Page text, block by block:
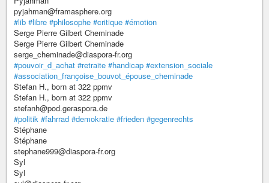
pyjahman@framasphere.org
#lib #libre #philosophe #critique #émotion
Serge Pierre Gilbert Cheminade
Serge Pierre Gilbert Cheminade
serge_cheminade@diaspora-fr.org
#pouvoir_d_achat #retraite #handicap #extension_sociale
#association_françoise_bouvot_épouse_cheminade
Stefan H., born at 322 ppmv
Stefan H., born at 322 ppmv
stefanh@pod.geraspora.de
#politik #fahrrad #demokratie #frieden #gegenrechts
Stéphane
Stéphane
stephane999@diaspora-fr.org
Syl
Syl